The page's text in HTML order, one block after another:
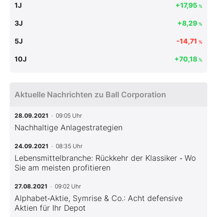
1J +17,95 %
3J +8,29 %
5J -14,71 %
10J +70,18 %
Aktuelle Nachrichten zu Ball Corporation
28.09.2021 · 09:05 Uhr
Nachhaltige Anlagestrategien
24.09.2021 · 08:35 Uhr
Lebensmittelbranche: Rückkehr der Klassiker ‑ Wo
Sie am meisten profitieren
27.08.2021 · 09:02 Uhr
Alphabet‑Aktie, Symrise & Co.: Acht defensive
Aktien für Ihr Depot